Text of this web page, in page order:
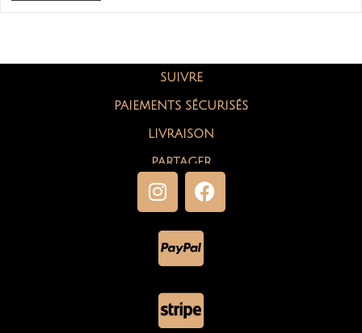
SUIVRE
PAIEMENTS SÉCURISÉS
LIVRAISON
PARTAGER